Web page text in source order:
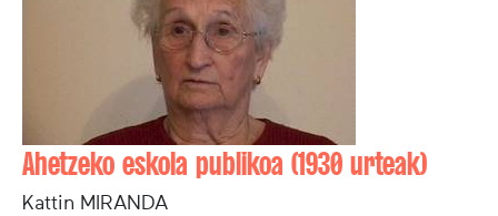
Ahetzeko eskola publikoa (1930 urteak)
Kattin MIRANDA